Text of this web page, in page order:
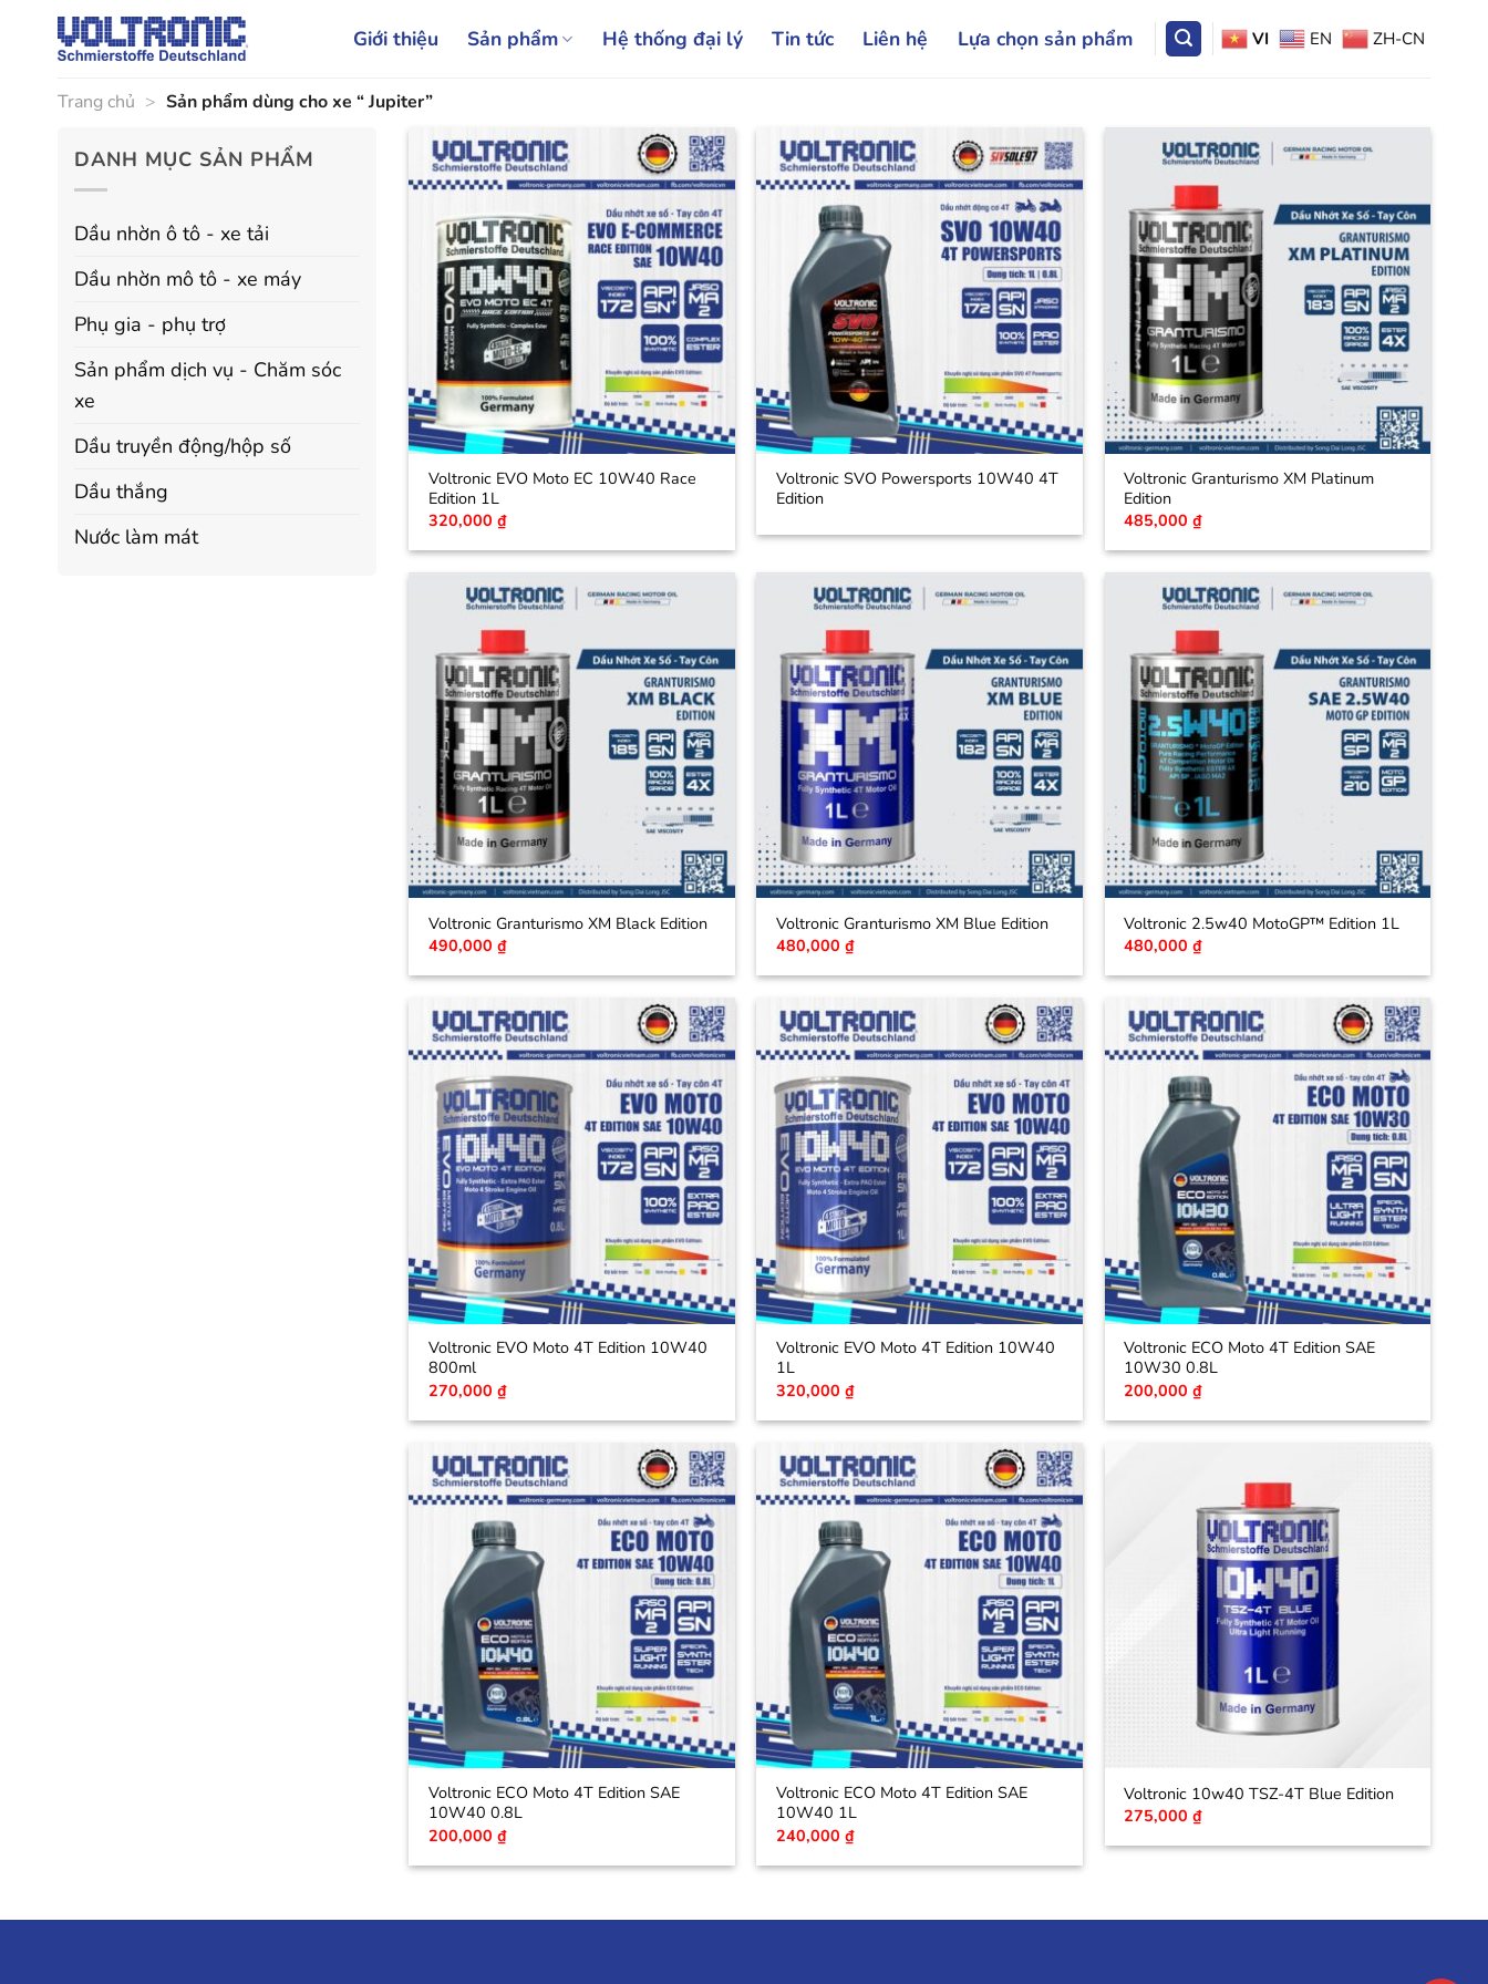
Giới thiệu Sản phẩm Hệ thống đại lý Tin tức Liên hệ Lựa chọn sản phẩm VI EN ZH-CN
Trang chủ > Sản phẩm dùng cho xe “ Jupiter”
DANH MỤC SẢN PHẨM
Dầu nhờn ô tô - xe tải
Dầu nhờn mô tô - xe máy
Phụ gia - phụ trợ
Sản phẩm dịch vụ - Chăm sóc
xe
Dầu truyền động/hộp số
Dầu thắng
Nước làm mát
Voltronic EVO Moto EC 10W40 Race
Edition 1L
320,000 ₫
Voltronic SVO Powersports 10W40 4T
Edition
Voltronic Granturismo XM Platinum
Edition
485,000 ₫
Voltronic Granturismo XM Black Edition
490,000 ₫
Voltronic Granturismo XM Blue Edition
480,000 ₫
Voltronic 2.5w40 MotoGP™ Edition 1L
480,000 ₫
Voltronic EVO Moto 4T Edition 10W40
800ml
270,000 ₫
Voltronic EVO Moto 4T Edition 10W40
1L
320,000 ₫
Voltronic ECO Moto 4T Edition SAE
10W30 0.8L
200,000 ₫
Voltronic ECO Moto 4T Edition SAE
10W40 0.8L
200,000 ₫
Voltronic ECO Moto 4T Edition SAE
10W40 1L
240,000 ₫
Voltronic 10w40 TSZ-4T Blue Edition
275,000 ₫